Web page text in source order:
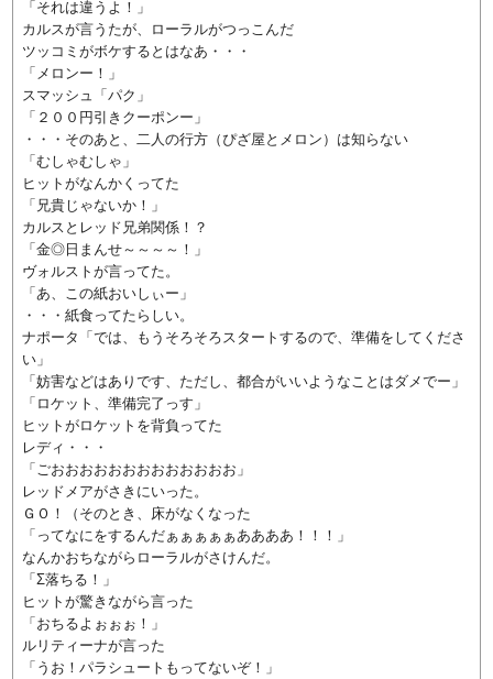
「それは違うよ！」
カルスが言うたが、ローラルがつっこんだ
ツッコミがボケするとはなあ・・・
「メロンー！」
スマッシュ「パク」
「２００円引きクーポンー」
・・・そのあと、二人の行方（ぴざ屋とメロン）は知らない
「むしゃむしゃ」
ヒットがなんかくってた
「兄貴じゃないか！」
カルスとレッド兄弟関係！？
「金◎日まんせ～～～～！」
ヴォルストが言ってた。
「あ、この紙おいしぃー」
・・・紙食ってたらしい。
ナポータ「では、もうそろそろスタートするので、準備をしてくださ
い」
「妨害などはありです、ただし、都合がいいようなことはダメでー」
「ロケット、準備完了っす」
ヒットがロケットを背負ってた
レディ・・・
「ごおおおおおおおおおおおおお」
レッドメアがさきにいった。
ＧＯ！（そのとき、床がなくなった
「ってなにをするんだぁぁぁぁぁああああ！！！」
なんかおちながらローラルがさけんだ。
「Σ落ちる！」
ヒットが驚きながら言った
「おちるよぉぉぉ！」
ルリティーナが言った
「うお！パラシュートもってないぞ！」